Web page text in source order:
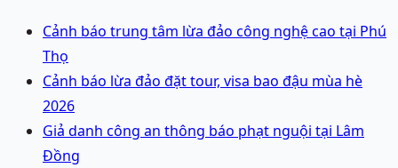
Cảnh báo trung tâm lừa đảo công nghệ cao tại Phú
Thọ
Cảnh báo lừa đảo đặt tour, visa bao đậu mùa hè
2026
Giả danh công an thông báo phạt nguội tại Lâm
Đồng